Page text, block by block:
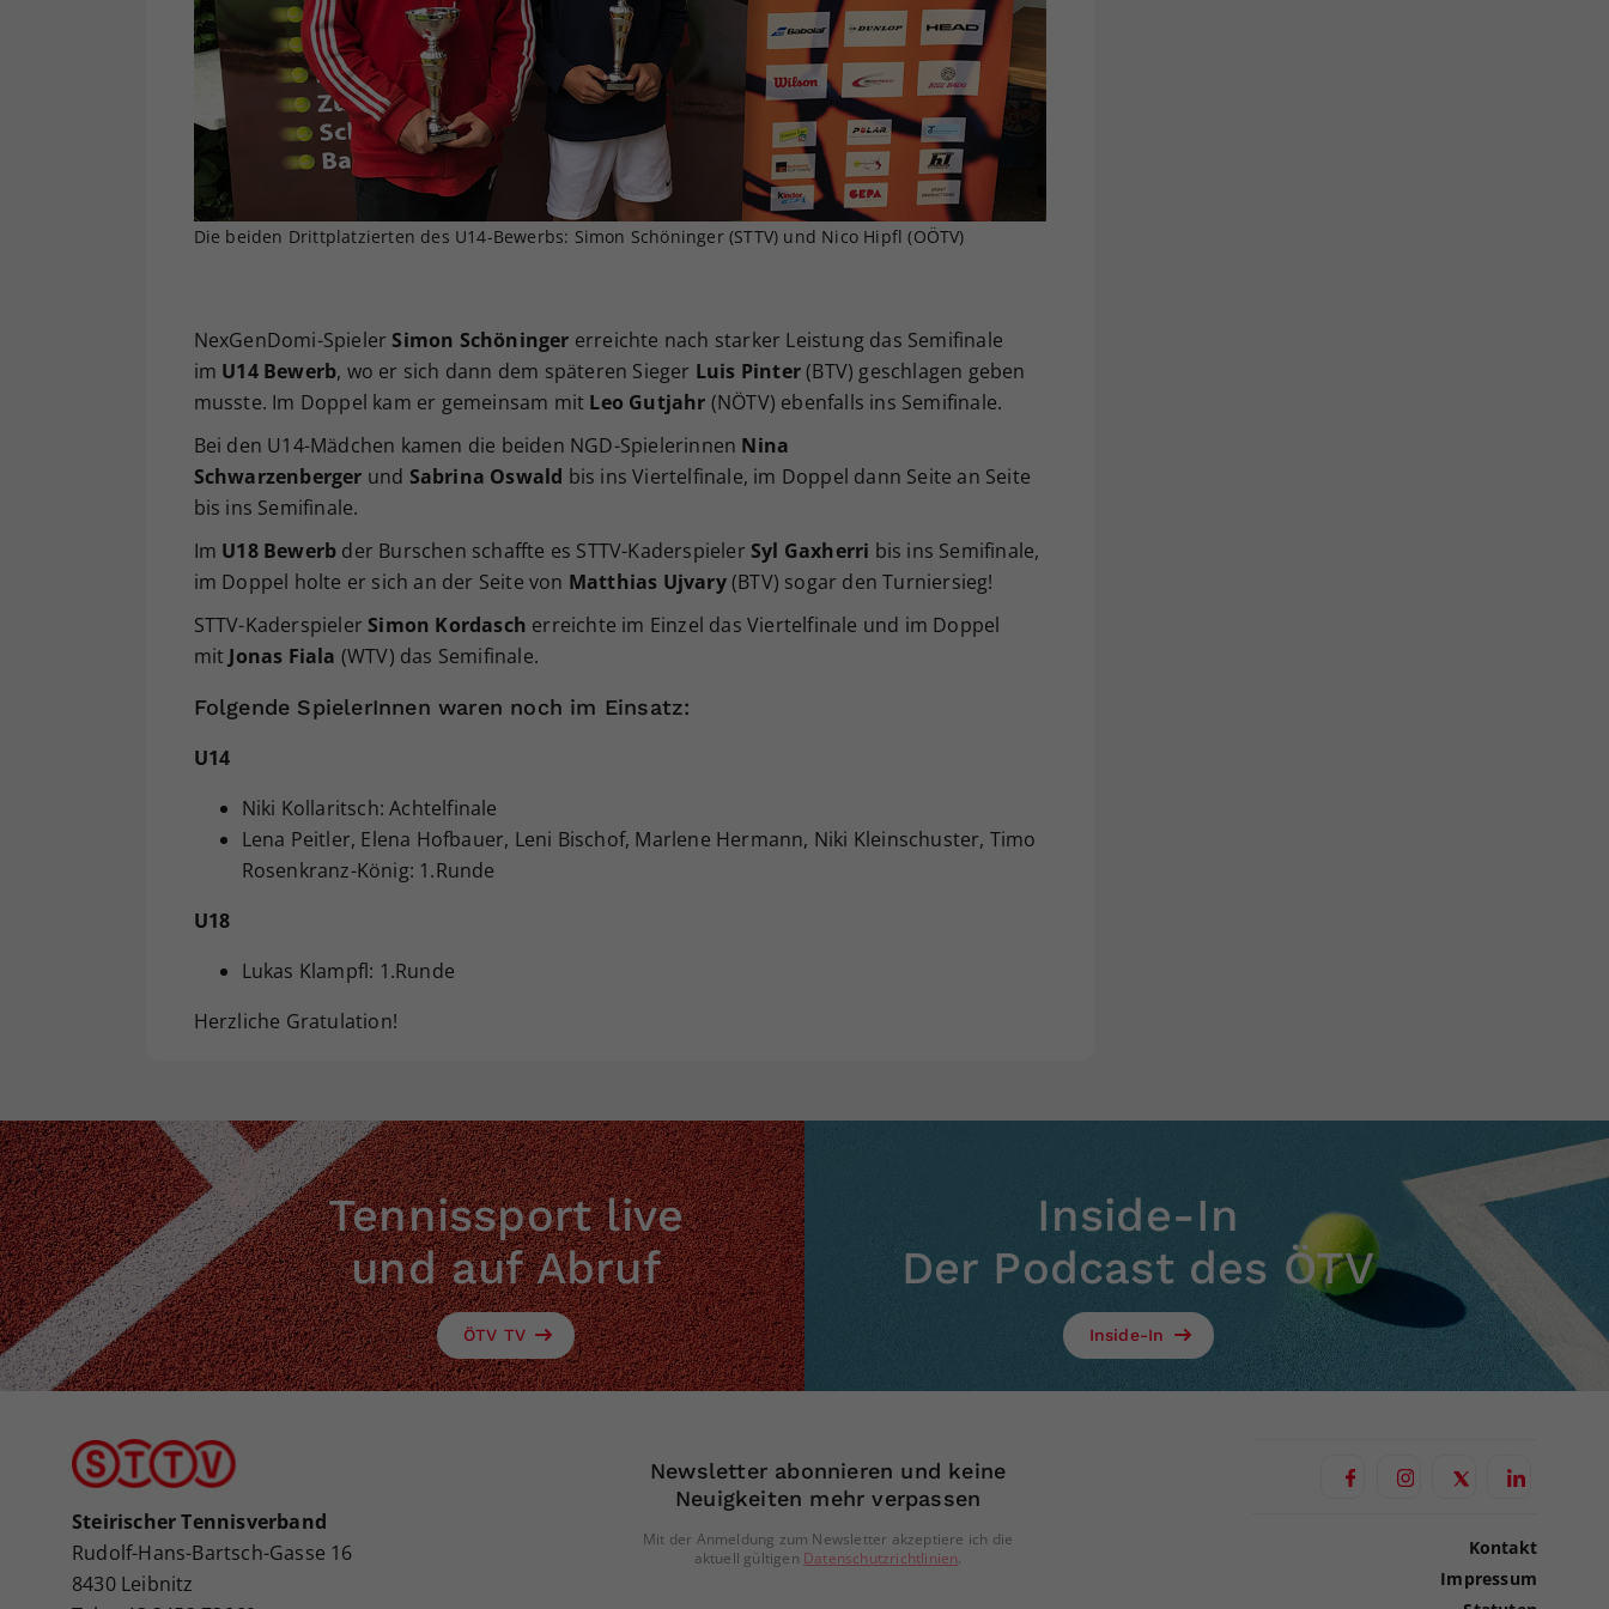
Die beiden Drittplatzierten des U14-Bewerbs: Simon Schöninger (STTV) und Nico Hipfl (OÖTV)
NexGenDomi-SpielerSimon Schöninger erreichte nach starker Leistung das Semifinale
im U14 Bewerb, wo er sich dann dem späteren Sieger Luis Pinter(BTV) geschlagen geben
musste. Im Doppel kam er gemeinsam mit Leo Gutjahr (NÖTV) ebenfalls ins Semifinale.
Bei den U14-Mädchen kamen die beiden NGD-Spielerinnen Nina
Schwarzenberger und Sabrina Oswald bis ins Viertelfinale, im Doppel dann Seite an Seite
bis ins Semifinale.
Im U18 Bewerb der Burschen schaffte es STTV-KaderspielerSyl Gaxherri bis ins Semifinale,
im Doppel holte er sich an der Seite von Matthias Ujvary(BTV) sogar den Turniersieg!
STTV-KaderspielerSimon Kordasch erreichte im Einzel das Viertelfinale und im Doppel
mit Jonas Fiala (WTV) das Semifinale.
Folgende SpielerInnen waren noch im Einsatz:
U14
Niki Kollaritsch: Achtelfinale
Lena Peitler, Elena Hofbauer, Leni Bischof, Marlene Hermann, Niki Kleinschuster, Timo
Rosenkranz-König: 1.Runde
U18
Lukas Klampfl: 1.Runde
Herzliche Gratulation!
Tennissport live
und auf Abruf
ÖTV TV
Inside-In
Der Podcast des ÖTV
Inside-In
Steirischer Tennisverband
Rudolf-Hans-Bartsch-Gasse 16
8430 Leibnitz
Newsletter abonnieren und keine
Neuigkeiten mehr verpassen
Mit der Anmeldung zum Newsletter akzeptiere ich die
aktuell gültigen Datenschutzrichtlinien.
Kontakt
Impressum
Ihrer vorgenommen Einstellungen, falls der
Webseiten-Betreiber dies eingestellt hat.